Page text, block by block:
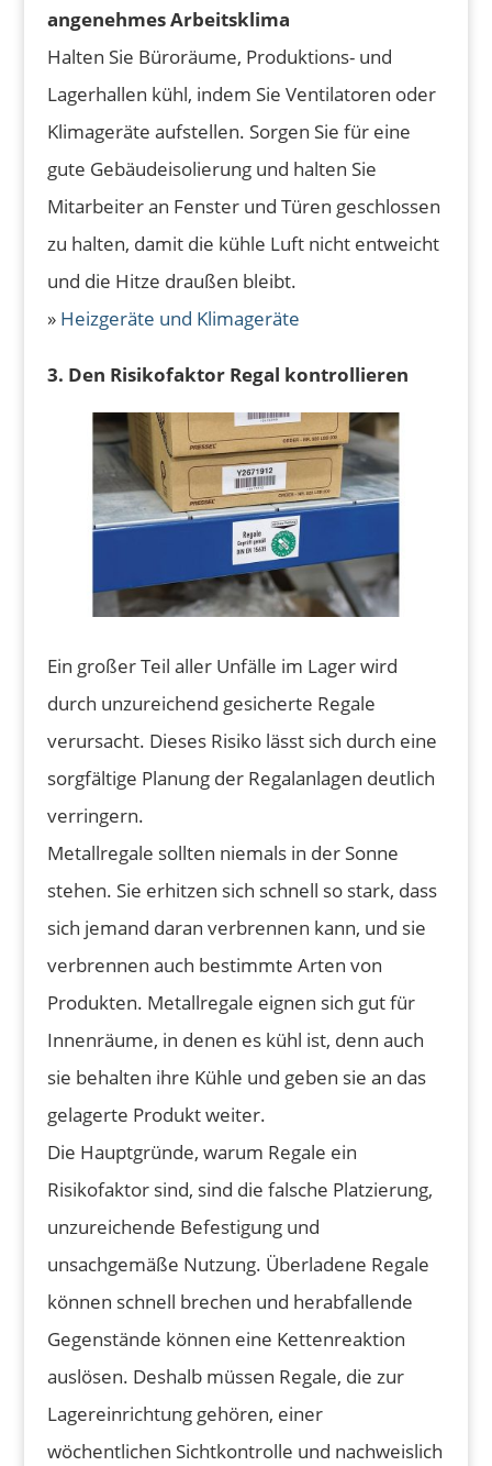
angenehmes Arbeitsklima
Halten Sie Büroräume, Produktions- und
Lagerhallen kühl, indem Sie Ventilatoren oder
Klimageräte aufstellen. Sorgen Sie für eine
gute Gebäudeisolierung und halten Sie
Mitarbeiter an Fenster und Türen geschlossen
zu halten, damit die kühle Luft nicht entweicht
und die Hitze draußen bleibt.
»Heizgeräte und Klimageräte
3. Den Risikofaktor Regal kontrollieren
Ein großer Teil aller Unfälle im Lager wird
durch unzureichend gesicherte Regale
verursacht. Dieses Risiko lässt sich durch eine
sorgfältige Planung der Regalanlagen deutlich
verringern.
Metallregale sollten niemals in der Sonne
stehen. Sie erhitzen sich schnell so stark, dass
sich jemand daran verbrennen kann, und sie
verbrennen auch bestimmte Arten von
Produkten. Metallregale eignen sich gut für
Innenräume, in denen es kühl ist, denn auch
sie behalten ihre Kühle und geben sie an das
gelagerte Produkt weiter.
Die Hauptgründe, warum Regale ein
Risikofaktor sind, sind die falsche Platzierung,
unzureichende Befestigung und
unsachgemäße Nutzung. Überladene Regale
können schnell brechen und herabfallende
Gegenstände können eine Kettenreaktion
auslösen. Deshalb müssen Regale, die zur
Lagereinrichtung gehören, einer
wöchentlichen Sichtkontrolle und nachweislich